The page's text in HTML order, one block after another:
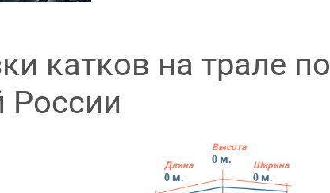
катков на трале по
России
Ширина
0 м.
Высота
0 м.
Длина
0 м.